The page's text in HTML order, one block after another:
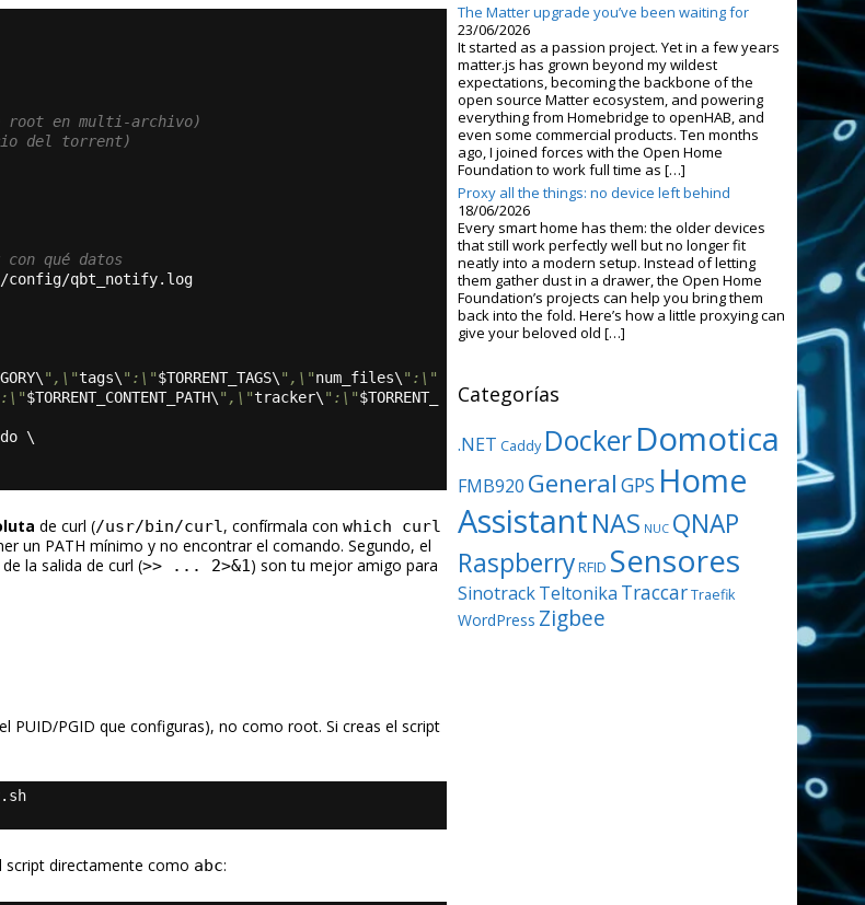
root en multi-archivo)
del torrent)
qué datos
/config/qbt_notify.log
",\"tags\ ":\"$TORRENT_TAGS\ ",\"num_files\ ":\"
$TORRENT_CONTENT_PATH\ ",\"tracker\ ":\"$TORRENT_
\
de curl (/usr/bin/curl, confírmala con which curl
un PATH mínimo y no encontrar el comando. Segundo, el
la salida de curl (>> ... 2>&1) son tu mejor amigo para
PUID/PGID que configuras), no como root. Si creas el script
directamente como abc:
The Matter upgrade you’ve been waiting for
23/06/2026
It started as a passion project. Yet in a few years
matter.js has grown beyond my wildest
expectations, becoming the backbone of the
open source Matter ecosystem, and powering
everything from Homebridge to openHAB, and
even some commercial products. Ten months
ago, I joined forces with the Open Home
Foundation to work full time as […]
Proxy all the things: no device left behind
18/06/2026
Every smart home has them: the older devices
that still work perfectly well but no longer fit
neatly into a modern setup. Instead of letting
them gather dust in a drawer, the Open Home
Foundation’s projects can help you bring them
back into the fold. Here’s how a little proxying can
give your beloved old […]
Categorías
.NET Caddy DockerDomotica
FMB920 General GPS Home
AssistantNAS NUC QNAP
RaspberryRFID Sensores
SinotrackTeltonika TraccarTraefik
WordPress Zigbee